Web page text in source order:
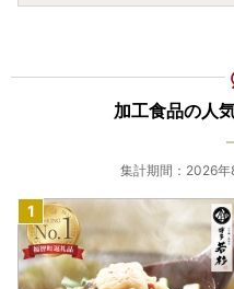
配送会社の状況や天候等に
す。
特に、積雪や大雨、台風な
【重要】コピー(偽物)サイ
▼コピーサイトの特徴
・複数ショップからページ
正に転用（コピー）してい
・右クリックでページのソ
加工食品の人
集計期間：2026